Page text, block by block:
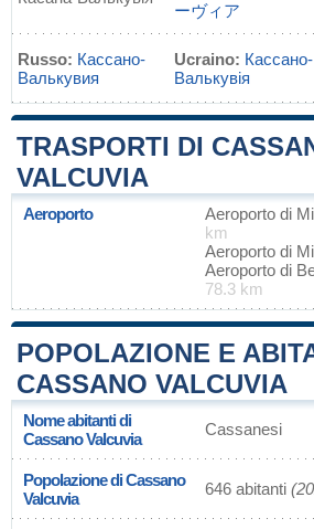
ーヴィア
Russo: Кассано-
Валькувия
Ucraino: Кассано-
Валькувія
TRASPORTI DI
VALCUVIA
Aeroporto Aeroporto di
km
Aeroporto di
Aeroporto di
78.3 km
POPOLAZIONE E
CASSANO VALCUVIA
Nome abitanti di
Cassano Valcuvia
Cassanesi
Popolazione di Cassano
Valcuvia
646 abitanti